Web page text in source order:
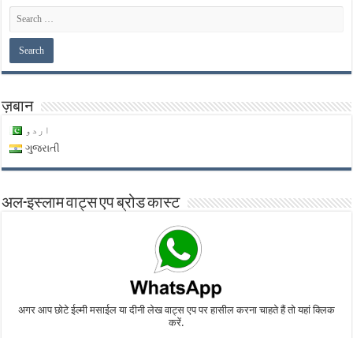
ज़बान
اردو
ગુજરાતી
अल-इस्लाम वाट्स एप ब्रोड कास्ट
अगर आप छोटे ईल्मी मसाईल या दीनी लेख वाट्स एप पर हासील करना चाहते हैं तो यहां क्लिक
करें.